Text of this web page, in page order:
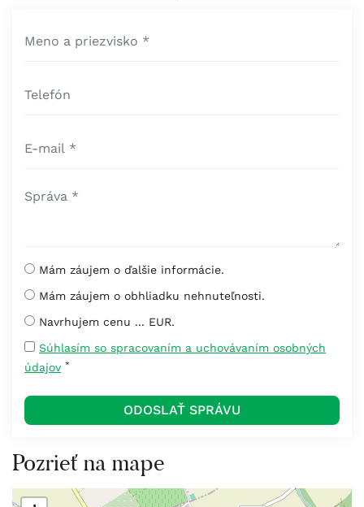
Mám záujem o ďalšie informácie.
Mám záujem o obhliadku nehnuteľnosti.
Navrhujem cenu ... EUR.
Súhlasím so spracovaním a uchovávaním osobných
údajov *
Pozrieť na mape